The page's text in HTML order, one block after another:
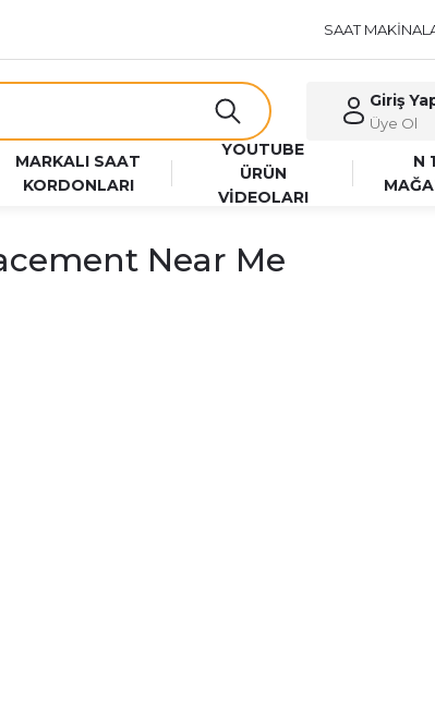
SAAT
Giriş
Üye Ol
MARKALI SAAT
KORDONLARI
YOUTUBE
ÜRÜN
VİDEOLARI
N
Near Me